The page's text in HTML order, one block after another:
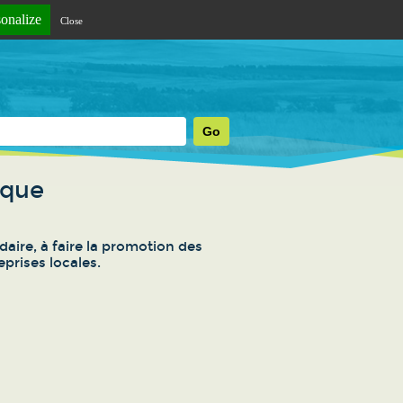
à faire la promotion des
locales.
Close